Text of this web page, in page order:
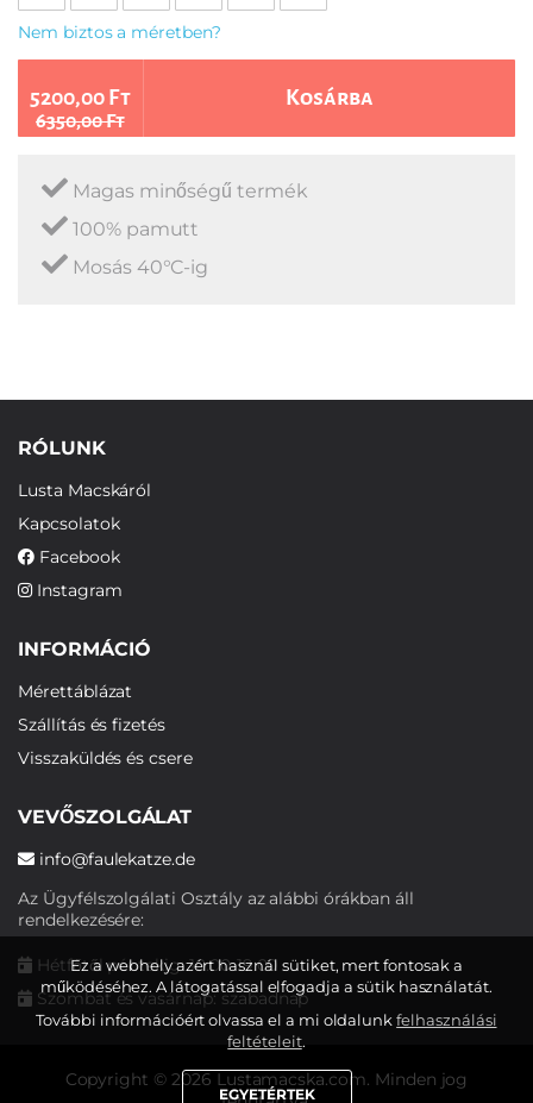
Nem biztos a méretben?
5200,00 Ft
6350,00 Ft
Kosárba
Magas minőségű termék
100% pamutt
Mosás 40°C-ig
RÓLUNK
Lusta Macskáról
Kapcsolatok
Facebook
Instagram
INFORMÁCIÓ
Mérettáblázat
Szállítás és fizetés
Visszaküldés és csere
VEVŐSZOLGÁLAT
info@faulekatze.de
Az Ügyfélszolgálati Osztály az alábbi órákban áll
rendelkezésére:
Hétfőtől péntekig: 10:00-19:00
Szombat és vasárnap: szabadnap
Copyright © 2026 Lustamacska.com. Minden jog
Ez a webhely azért használ sütiket, mert fontosak a
működéséhez. A látogatással elfogadja a sütik használatát.
További információért olvassa el a mi oldalunkfelhasználási
feltételeit.
EGYETÉRTEK